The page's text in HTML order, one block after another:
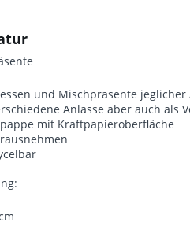
und Mischpräsente jeglicher
Anlässe aber auch als
mit Kraftpapieroberfläche